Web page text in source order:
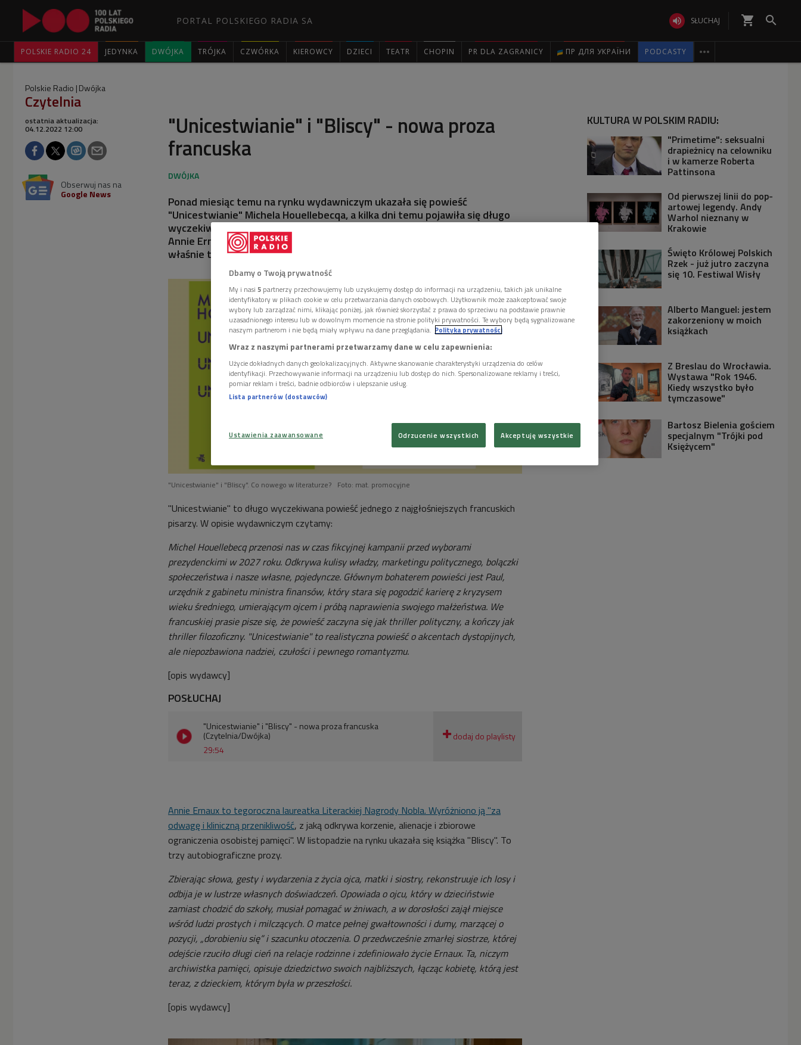
PORTAL POLSKIEGO RADIA SA  SŁUCHAJ shopping_cart 
POLSKIE RADIO 24 JEDYNKA DWÓJKA TRÓJKA CZWÓRKA KIEROWCY DZIECI TEATR CHOPIN PR DLA ZAGRANICY ПР ДЛЯ УКРАЇНИ PODCASTY 
Polskie Radio Dwójka
Czytelnia
"Unicestwianie" i "Bliscy" - nowa proza
francuska
ostatnia aktualizacja:
04.12.2022 12:00
Obserwuj nas na
Google News
Ponad miesiąc temu na rynku wydawniczym ukazała się powieść
"Unicestwianie" Michela Houellebecqa, a kilka dni temu pojawiła się długo
wyczekiwana książka tegorocznej laureatki Literackiej Nagrody Nobla
Annie Ernaux pt. "Bliscy". W audycji "Czytelnia" pochyliliśmy się nad tymi
właśnie tytułami.
"Unicestwianie" i "Bliscy". Co nowego w literaturze? Foto: mat. promocyjne
"Unicestwianie" to długo wyczekiwana powieść jednego z najgłośniejszych francuskich
pisarzy. W opisie wydawniczym czytamy:
Michel Houellebecq przenosi nas w czas fikcyjnej kampanii przed wyborami
prezydenckimi w 2027 roku. Odkrywa kulisy władzy, marketingu politycznego, bolączki
społeczeństwa i nasze własne, pojedyncze. Głównym bohaterem powieści jest Paul,
urzędnik z gabinetu ministra finansów, który stara się pogodzić karierę z kryzysem
wieku średniego, umierającym ojcem i próbą naprawienia swojego małżeństwa. We
francuskiej prasie pisze się, że powieść zaczyna się jak thriller polityczny, a kończy jak
thriller filozoficzny. "Unicestwianie" to realistyczna powieść o akcentach dystopijnych,
ale niepozbawiona nadziei, czułości i pewnego romantyzmu.
[opis wydawcy]
POSŁUCHAJ
29:54
"Unicestwianie" i "Bliscy" - nowa proza francuska
(Czytelnia/Dwójka)
Annie Ernaux to tegoroczna laureatka Literackiej Nagrody Nobla. Wyróżniono ją "za
odwagę i kliniczną przenikliwość, z jaką odkrywa korzenie, alienacje i zbiorowe
ograniczenia osobistej pamięci". W listopadzie na rynku ukazała się książka "Bliscy". To
trzy autobiograficzne prozy.
Zbierając słowa, gesty i wydarzenia z życia ojca, matki i siostry, rekonstruuje ich losy i
odbija je w lustrze własnych doświadczeń. Opowiada o ojcu, który w dzieciństwie
zamiast chodzić do szkoły, musiał pomagać w żniwach, a w dorosłości zajął miejsce
wśród ludzi prostych i milczących. O matce pełnej gwałtowności i dumy, marzącej o
pozycji, „dorobieniu się” i szacunku otoczenia. O przedwcześnie zmarłej siostrze, której
odejście rzuciło długi cień na relacje rodzinne i zdefiniowało życie Ernaux. Ta, niczym
archiwistka pamięci, opisuje dziedzictwo swoich najbliższych, łącząc kobietę, którą jest
teraz, z dzieckiem, którym była w przeszłości.
[opis wydawcy]
KULTURA W POLSKIM RADIU:
"Primetime": seksualni
drapieżnicy na celowniku
i w kamerze Roberta
Pattinsona
Od pierwszej linii do pop-
artowej legendy. Andy
Warhol nieznany w
Krakowie
Święto Królowej Polskich
Rzek - już jutro zaczyna
się 10. Festiwal Wisły
Alberto Manguel: jestem
zakorzeniony w moich
książkach
Z Breslau do Wrocławia.
Wystawa "Rok 1946.
Kiedy wszystko było
tymczasowe"
Bartosz Bielenia gościem
specjalnym "Trójki pod
Księżycem"
Dbamy o Twoją prywatność
My i nasi 5 partnerzy przechowujemy lub uzyskujemy dostęp do informacji na urządzeniu, takich jak unikalne
identyfikatory w plikach cookie w celu przetwarzania danych osobowych. Użytkownik może zaakceptować swoje
wybory lub zarządzać nimi, klikając poniżej, jak również skorzystać z prawa do sprzeciwu na podstawie prawnie
uzasadnionego interesu lub w dowolnym momencie na stronie polityki prywatności. Te wybory będą sygnalizowane
naszym partnerom i nie będą miały wpływu na dane przeglądania. Polityka prywatności
Wraz z naszymi partnerami przetwarzamy dane w celu zapewnienia:
Użycie dokładnych danych geolokalizacyjnych. Aktywne skanowanie charakterystyki urządzenia do celów
identyfikacji. Przechowywanie informacji na urządzeniu lub dostęp do nich. Spersonalizowane reklamy i treści,
pomiar reklam i treści, badnie odbiorców i ulepszanie usług.
Lista partnerów (dostawców)
Ustawienia zaawansowane Odrzucenie wszystkich Akceptuję wszystkie